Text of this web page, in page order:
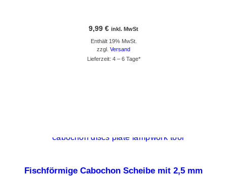
9,99 € inkl. MwSt
Enthält 19% MwSt.
zzgl. Versand
Lieferzeit: 4 – 6 Tage*
Dieses Produkt weist mehrere Varianten auf. Die Optionen können auf der Produktseite gewählt werden
Fischförmige Cabochon Scheibe mit 2,5 mm